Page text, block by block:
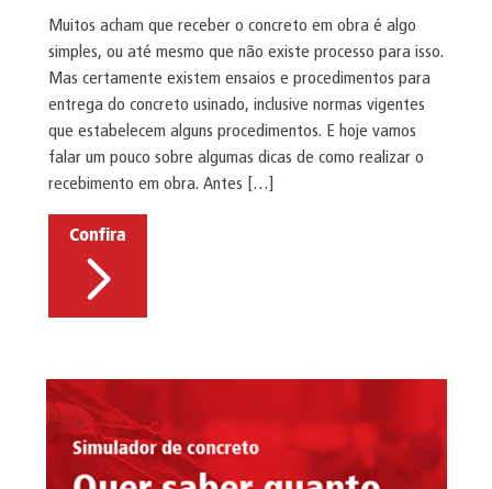
Muitos acham que receber o concreto em obra é algo
simples, ou até mesmo que não existe processo para isso.
Mas certamente existem ensaios e procedimentos para
entrega do concreto usinado, inclusive normas vigentes
que estabelecem alguns procedimentos. E hoje vamos
falar um pouco sobre algumas dicas de como realizar o
recebimento em obra. Antes […]
Confira